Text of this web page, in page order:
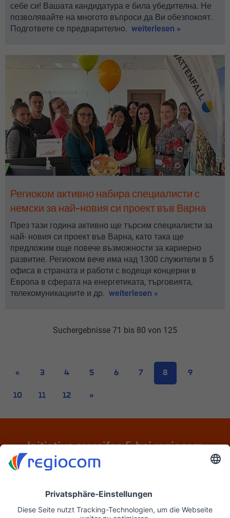
себе си! Вашата кандидатура е била убедитeлна. Не
позволявайте на многото въпроси да Ви обезпокоят.
Подгответе се предварително. weiterlesen »
Региоком активно набира специалисти с
немски за най-новия си проект във Варна
През тази година активно ще търсим специалисти за
най- новия си проект във Варна, като така ще
предложим още повече възможности за кариерно
развитие. Региоком вече има над 1300 служители в 5
офиса в страната и работи с водещи концерни в
Европа в сферата на енергетиката, търговията,
телекомуникациите и др. weiterlesen »
Suchergebnisse 71 bis 80 von 125
« 3 4 5 6 7 8 9
10 11 12 »
Initiative ergreifen & bei regiocom
bewerben
Jetzt initiativ bewerben